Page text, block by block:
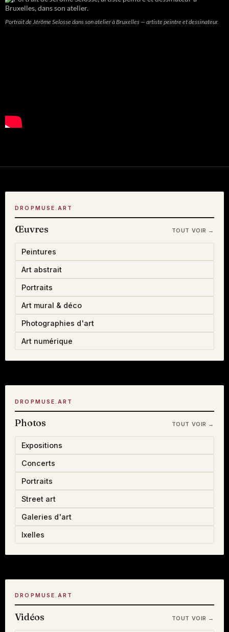
Portrait de Jérôme Selosse dans son atelier à Bruxelles — artiste peintre et dessinateur.
DROPMUSE.ART
Œuvres TOUT VOIR →
Peintures
Art abstrait
Portraits
Art mural & déco
Photographies d'art
Art numérique
DROPMUSE.ART
Photos TOUT VOIR →
Expositions
Concerts
Portraits
Street art
Galeries d'art
Ixelles
DROPMUSE.ART
Vidéos TOUT VOIR →